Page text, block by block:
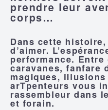
prendre leur
corps…
Dans cette
d’aimer.
performance.
caravanes, fanfare
magiques,
arTpenteurs vous
rassembleur dans
et forain.